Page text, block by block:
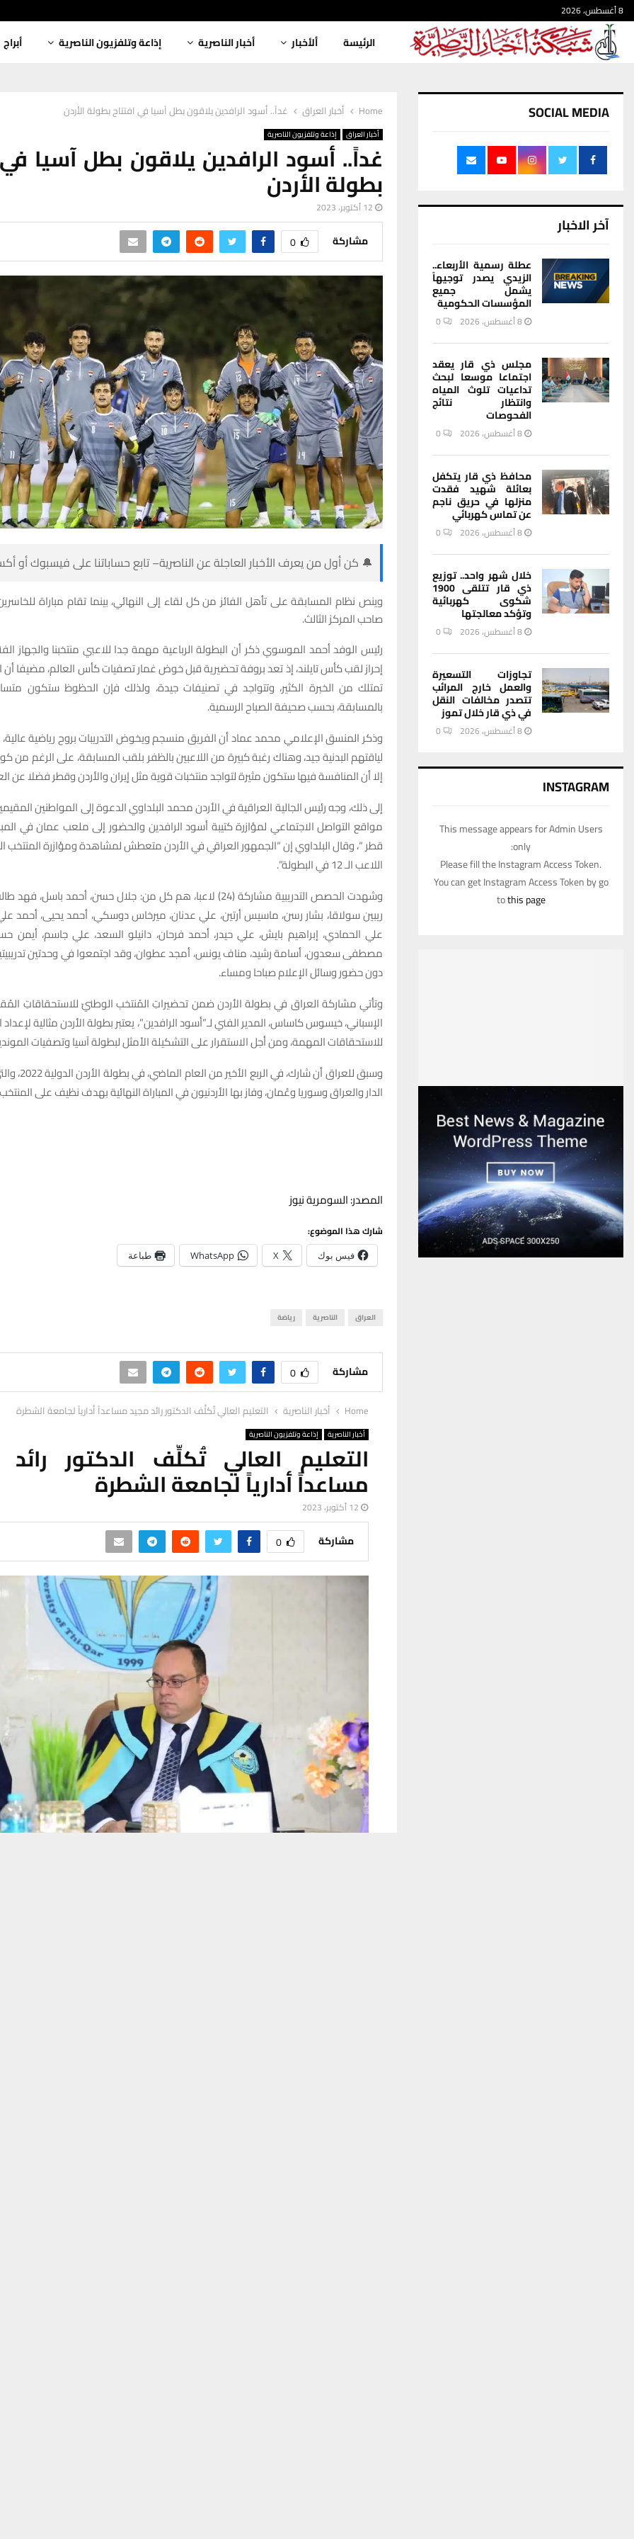
8 أغسطس، 2026
الرئيسة ألأخبار أخبار الناصرية إذاعة وتلفزيون الناصرية أبراج
Home أخبار العراق غداً.. أسود الرافدين يلاقون بطل آسيا في افتتاح بطولة الأردن
أخبار العراق إذاعة وتلفزيون الناصرية
غداً.. أسود الرافدين يلاقون بطل آسيا
بطولة الأردن
12 أكتوبر، 2023
مشاركة 0
🔔 كن أول من يعرف الأخبار العاجلة عن الناصرية– تابع حساباتنا على فيسبوك أو
وينص نظام المسابقة على تأهل الفائز من كل لقاء إلى النهائي، بينما تقام مباراة
صاحب المركز الثالث.
رئيس الوفد أحمد الموسوي ذكر أن البطولة الرباعية مهمة جدا للاعبي منتخبنا والجهاز
إحراز لقب كأس تايلند، إذ تعد بروفة تحضيرية قبل خوض غمار تصفيات كأس العالم، مضيفا
تمتلك من الخبرة الكثير، وتتواجد في تصنيفات جيدة، ولذلك فإن الحظوظ ستكون
بالمسابقة، بحسب صحيفة الصباح الرسمية.
وذكر المنسق الإعلامي محمد عماد أن الفريق منسجم ويخوض التدريبات بروح رياضية
لياقتهم البدنية جيد، وهناك رغبة كبيرة من اللاعبين بالظفر بلقب المسابقة، على الرغم من
إلا أن المنافسة فيها ستكون مثيرة لتواجد منتخبات قوية مثل إيران والأردن وقطر فضلا عن
إلى ذلك، وجه رئيس الجالية العراقية في الأردن محمد البلداوي الدعوة إلى المواطنين
مواقع التواصل الاجتماعي لمؤازرة كتيبة أسود الرافدين والحضور إلى ملعب عمان في
قطر “، وقال البلداوي إن “الجمهور العراقي في الأردن متعطش لمشاهدة ومؤازرة
اللاعب الـ 12 في البطولة”.
وشهدت الحصص التدريبية مشاركة (24) لاعبا، هم كل من: جلال حسن، أحمد
ريبين سولاقا، بشار رسن، ماسيس أرتين، علي عدنان، ميرخاس دوسكي، أحمد يحيى، أحمد
علي الحمادي، إبراهيم بايش، علي حيدر، أحمد فرحان، دانيلو السعد، علي جاسم، أيمن
مصطفى سعدون، أسامة رشيد، مناف يونس، أمجد عطوان، وقد اجتمعوا في وحدتين
دون حضور وسائل الإعلام صباحا ومساء.
وتأتي مشاركة العراق في بطولة الأردن ضمن تحضيراتِ المُنتخب الوطنيّ للاستحقاقاتِ
الإسباني، خيسوس كاساس، المدير الفني لـ”أسود الرافدين”، يعتبر بطولة الأردن مثالية
للاستحقاقات المهمة، ومن أجل الاستقرار على التشكيلة الأمثل لبطولة آسيا وتصفيات
وسبق للعراق أن
الدار والعراق وسوريا وعُمان، وفاز بها الأردنيون في المباراة النهائية بهدف نظيف على
المصدر: السومرية نيوز
شارك هذا الموضوع:
فيس بوك X
WhatsApp طباعة
العراق الناصرية رياضة
مشاركة 0
Home أخبار الناصرية التعليم العالي تُكلِّف الدكتور رائد مجيد مساعداً أدارياً لجامعة الشطرة
أخبار الناصرية إذاعة وتلفزيون الناصرية
التعليم العالي تُكلِّف الدكتور
مساعداً أدارياً لجامعة الشطرة
12 أكتوبر، 2023
مشاركة 0
SOCIAL MEDIA
آخر الاخبار
عطلة رسمية الأربعاء..
الزيدي يصدر توجيهاً
يشمل جميع
المؤسسات الحكومية
8 أغسطس، 2026 0
مجلس ذي قار يعقد
اجتماعا موسعا لبحث
تداعيات تلوث المياه
وانتظار نتائج
الفحوصات
8 أغسطس، 2026 0
محافظ ذي قار يتكفل
بعائلة شهيد فقدت
منزلها في حريق ناجم
عن تماس كهربائي
8 أغسطس، 2026 0
خلال شهر واحد.. توزيع
ذي قار تتلقى 1900
شكوى كهربائية
وتؤكد معالجتها
8 أغسطس، 2026 0
تجاوزات التسعيرة
والعمل خارج المرائب
تتصدر مخالفات النقل
في ذي قار خلال تموز
8 أغسطس، 2026 0
INSTAGRAM
This message appears for Admin Users
only:
Please fill the Instagram Access Token.
You can get Instagram Access Token by go
tothis page